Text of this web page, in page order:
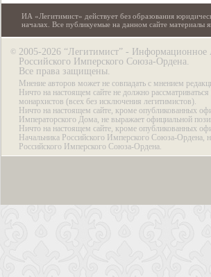
ИА «Легитимист» действует без образования
началах. Все публикуемые на данном сайте
© 2005-2026 “Легитимист” - Информационное
Российского Имперского Союза-Ордена.
Все права защищены.
Мнение авторов может не совпадать с мнением
Ничто на настоящем сайте не должно
монархистов (всех без исключения легитимистов).
Ничто на настоящем сайте, кроме опубликованных
Императорского Дома, не выражает официальной
Ничто на настоящем сайте, кроме опубликованных
Начальника Российского Имперского Союза-Ордена,
Российского Имперского Союза-Ордена.